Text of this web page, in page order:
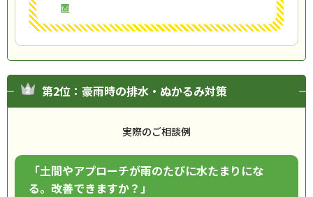
置
第2位：豪雨時の排水・ぬかるみ対策
実際のご相談例
「土間やアプローチが雨のたびに水たまりにな
る。改善できますか？」